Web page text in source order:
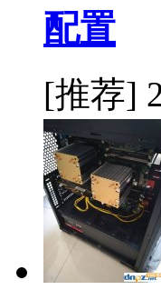
配置
[推荐]